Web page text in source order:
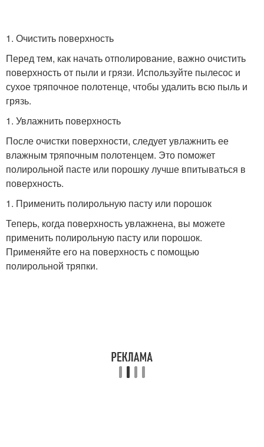
1. Очистить поверхность
Перед тем, как начать отполирование, важно очистить
поверхность от пыли и грязи. Используйте пылесос и
сухое тряпочное полотенце, чтобы удалить всю пыль и
грязь.
1. Увлажнить поверхность
После очистки поверхности, следует увлажнить ее
влажным тряпочным полотенцем. Это поможет
полирольной пасте или порошку лучше впитываться в
поверхность.
1. Применить полирольную пасту или порошок
Теперь, когда поверхность увлажнена, вы можете
применить полирольную пасту или порошок.
Применяйте его на поверхность с помощью
полирольной тряпки.